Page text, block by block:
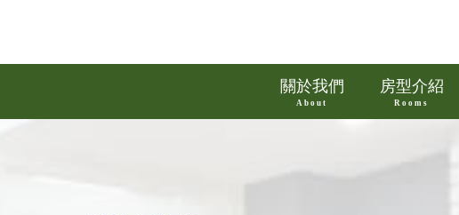
關於我們
About
房型介紹
Rooms